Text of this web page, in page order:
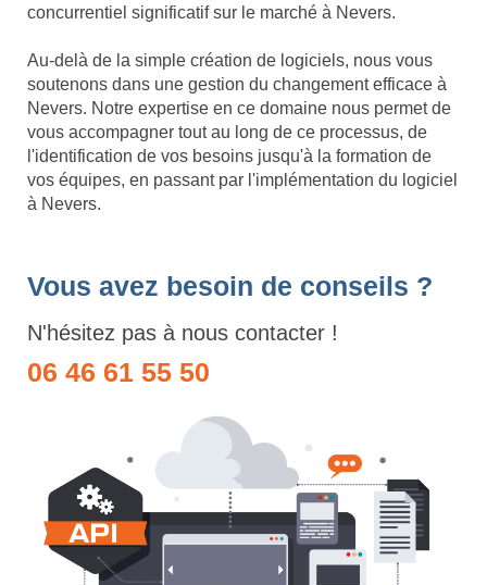
concurrentiel significatif sur le marché à Nevers.
Au-delà de la simple création de logiciels, nous vous
soutenons dans une gestion du changement efficace à
Nevers. Notre expertise en ce domaine nous permet de
vous accompagner tout au long de ce processus, de
l'identification de vos besoins jusqu'à la formation de
vos équipes, en passant par l'implémentation du logiciel
à Nevers.
Vous avez besoin de conseils ?
N'hésitez pas à nous contacter !
06 46 61 55 50